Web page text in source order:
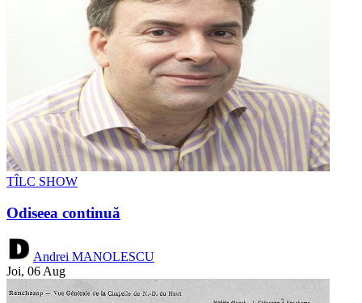
TÎLC SHOW
Odiseea continuă
Andrei MANOLESCU
Joi, 06 Aug